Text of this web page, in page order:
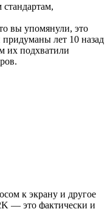
вы упомянули, это
лет 10 назад
их подхватили
к экрану и другое
— это фактически и